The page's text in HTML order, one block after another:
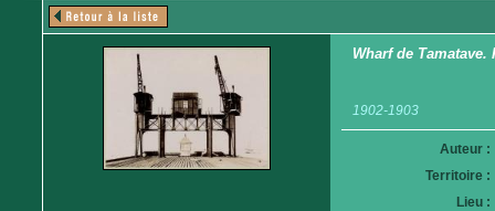
Wharf de
1902-1903
Auteur :
Territoire :
Lieu :